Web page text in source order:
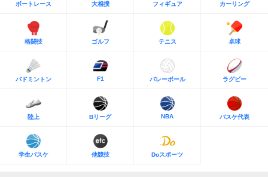
ボートレース 大相撲 フィギュア カーリング
格闘技 ゴルフ テニス 卓球
バドミントン F1 バレーボール ラグビー
陸上 Bリーグ NBA バスケ代表
学生バスケ 他競技 Doスポーツ